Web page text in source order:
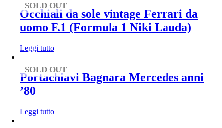
SOLD OUT
Occhiali da sole vintage Ferrari da
uomo F.1 (Formula 1 Niki Lauda)
Leggi tutto
SOLD OUT
Portachiavi Bagnara Mercedes anni
’80
Leggi tutto